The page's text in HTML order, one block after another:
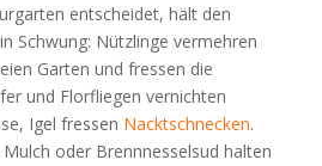
entscheidet, hält den
Schwung: Nützlinge vermehren
Garten und fressen die
und Florfliegen vernichten
Igel fressen Nacktschnecken.
oder Brennnesselsud halten